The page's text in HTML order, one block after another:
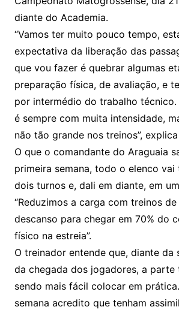
k p
g
e
c
o
m
ai
l
diante do Academia.
“Vamos ter muito pouco tempo,
expectativa da liberação das
que vou fazer é quebrar algumas
preparação física, de avaliação, e
por intermédio do trabalho
é sempre com muita intensidade,
não tão grande nos treinos”,
O que o comandante do Araguaia
primeira semana, todo o elenco vai
dois turnos e, dali em diante, em
“Reduzimos a carga com treinos de
descanso para chegar em 70% do
físico na estreia”.
O treinador entende que, diante da
da chegada dos jogadores, a parte
sendo mais fácil colocar em
semana acredito que tenham